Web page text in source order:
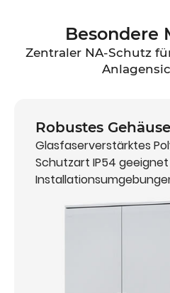
Besondere
Zentraler NA-Schutz
Robustes Gehäuse
Glasfaserverstärktes
Schutzart IP54